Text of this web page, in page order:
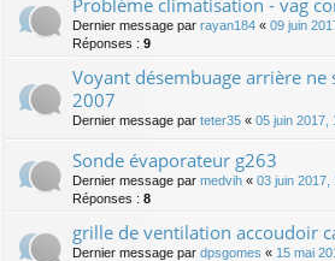
Dernier message par rayan184 « 09 juin
Réponses : 9
Voyant désembuage arrière ne
2007
Dernier message par teter35 « 05 juin 2017,
Sonde évaporateur g263
Dernier message par medvih « 03 juin 2017,
Réponses : 8
grille de ventilation accoudoir
Dernier message par dpsgomes « 15 mai